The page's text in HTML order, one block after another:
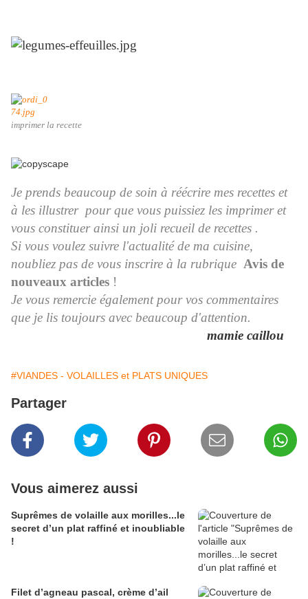
imprimer la recette
Je prends beaucoup de soin à réécrire mes recettes et
à les illustrer pour que vous puissiez les imprimer et
vous constituer ainsi un joli recueil de recettes .
Si vous voulez suivre l'actualité de ma cuisine,
noubliez pas de vous inscrire à la rubrique Avis de
nouveaux articles !
Je vous remercie également pour vos commentaires
que je lis toujours avec beaucoup d'attention.
mamie caillou
#VIANDES - VOLAILLES et PLATS UNIQUES
Partager
Vous aimerez aussi
Suprêmes de volaille aux morilles...le
secret d’un plat raffiné et inoubliable
!
Filet d’agneau pascal, crème d’ail